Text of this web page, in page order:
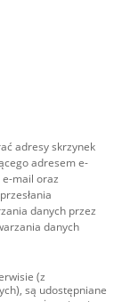
adresy skrzynek
adresem e-
mail oraz
danych przez
danych
(z
są udostępniane